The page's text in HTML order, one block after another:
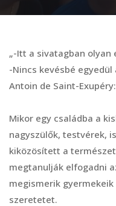
„-Itt a sivatagban olyan
-Nincs kevésbé
Antoin de Saint-
Mikor egy családba a
nagyszülők, testvérek,
kiközösített a
megtanulják elfogadni
megismerik
szeretetet.